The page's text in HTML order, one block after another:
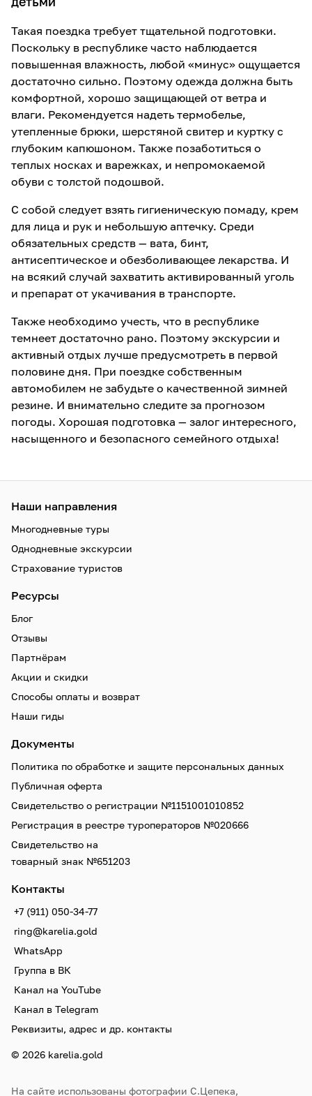
Такая поездка требует тщательной подготовки.
Поскольку в республике часто наблюдается
повышенная влажность, любой «минус» ощущается
достаточно сильно. Поэтому одежда должна быть
комфортной, хорошо защищающей от ветра и
влаги. Рекомендуется надеть термобелье,
утепленные брюки, шерстяной свитер и куртку с
глубоким капюшоном. Также позаботиться о
теплых носках и варежках, и непромокаемой
обуви с толстой подошвой.
С собой следует взять гигиеническую помаду, крем
для лица и рук и небольшую аптечку. Среди
обязательных средств — вата, бинт,
антисептическое и обезболивающее лекарства. И
на всякий случай захватить активированный уголь
и препарат от укачивания в транспорте.
Также необходимо учесть, что в республике
темнеет достаточно рано. Поэтому экскурсии и
активный отдых лучше предусмотреть в первой
половине дня. При поездке собственным
автомобилем не забудьте о качественной зимней
резине. И внимательно следите за прогнозом
погоды. Хорошая подготовка — залог интересного,
насыщенного и безопасного семейного отдыха!
Наши направления
Многодневные туры
Однодневные экскурсии
Страхование туристов
Ресурсы
Блог
Отзывы
Партнёрам
Акции и скидки
Способы оплаты и возврат
Наши гиды
Документы
Политика по обработке и защите персональных данных
Публичная оферта
Свидетельство о регистрации №1151001010852
Регистрация в реестре туроператоров №020666
Свидетельство на
товарный знак №651203
Контакты
+7 (911) 050-34-77
ring@karelia.gold
WhatsApp
Группа в ВК
Канал на YouTube
Канал в Telegram
Реквизиты, адрес и др. контакты
© 2026 karelia.gold
На сайте использованы фотографии С.Цепека,